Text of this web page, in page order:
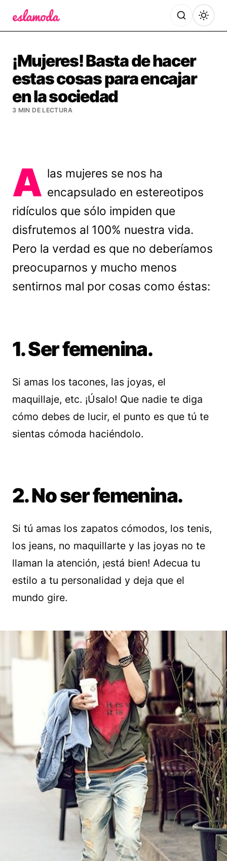
¡Mujeres! Basta de hacer
estas cosas para encajar
en la sociedad
3 MIN DE LECTURA
A las mujeres se nos ha
encapsulado en estereotipos
ridículos que sólo impiden que
disfrutemos al 100% nuestra vida.
Pero la verdad es que no deberíamos
preocuparnos y mucho menos
sentirnos mal por cosas como éstas:
1. Ser femenina.
Si amas los tacones, las joyas, el
maquillaje, etc. ¡Úsalo! Que nadie te diga
cómo debes de lucir, el punto es que tú te
sientas cómoda haciéndolo.
2. No ser femenina.
Si tú amas los zapatos cómodos, los tenis,
los jeans, no maquillarte y las joyas no te
llaman la atención, ¡está bien! Adecua tu
estilo a tu personalidad y deja que el
mundo gire.